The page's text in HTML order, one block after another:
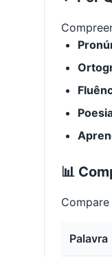
📊
Compare
Palavra